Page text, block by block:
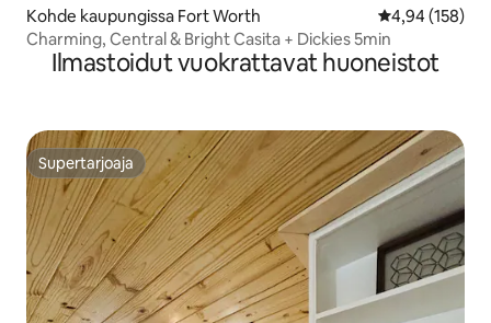
Kohde kaupungissa Fort Worth
4,94 (158)
Charming, Central & Bright Casita + Dickies 5min
Ilmastoidut vuokrattavat huoneistot
Supertarjoaja
Supertarjoaja